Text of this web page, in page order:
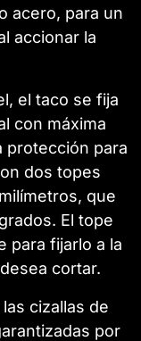
acero, para un
accionar la
el taco se fija
con máxima
protección para
dos topes
que
El tope
para fijarlo a la
cortar.
cizallas de
por